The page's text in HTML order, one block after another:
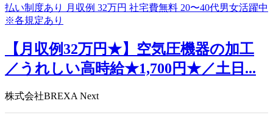
【月収例32万円★】空気圧機器の加工
／うれしい高時給★1,700円★／土日...
株式会社BREXA Next